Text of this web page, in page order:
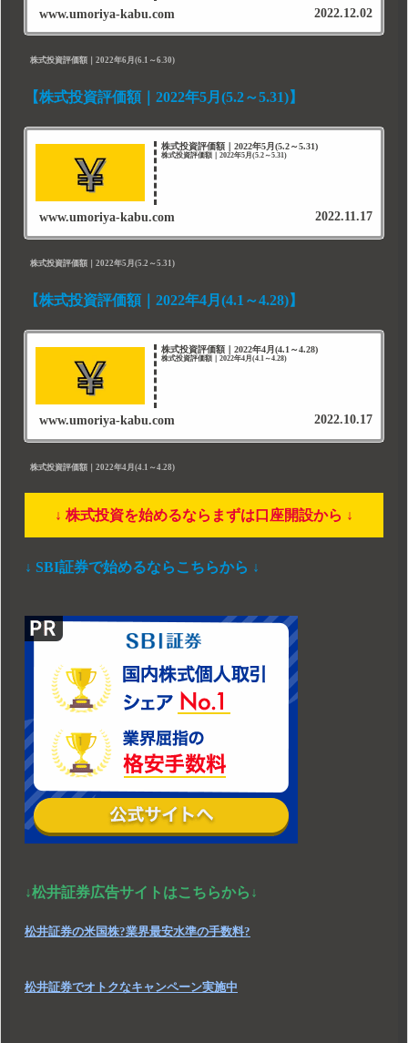
www.umoriya-kabu.com 2022.12.02
株式投資評価額｜2022年6月(6.1～6.30)
【株式投資評価額｜2022年5月(5.2～5.31)】
株式投資評価額｜2022年5月(5.2～5.31)
株式投資評価額｜2022年5月(5.2～5.31)
www.umoriya-kabu.com 2022.11.17
株式投資評価額｜2022年5月(5.2～5.31)
【株式投資評価額｜2022年4月(4.1～4.28)】
株式投資評価額｜2022年4月(4.1～4.28)
株式投資評価額｜2022年4月(4.1～4.28)
www.umoriya-kabu.com 2022.10.17
株式投資評価額｜2022年4月(4.1～4.28)
↓ 株式投資を始めるならまずは口座開設から ↓
↓ SBI証券で始めるならこちらから ↓
↓松井証券広告サイトはこちらから↓
松井証券の米国株?業界最安水準の手数料?
松井証券でオトクなキャンペーン実施中